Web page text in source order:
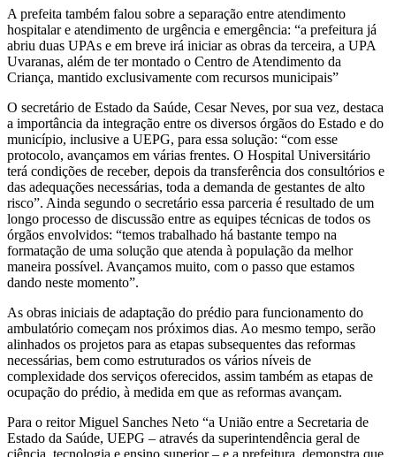
A prefeita também falou sobre a separação entre atendimento
hospitalar e atendimento de urgência e emergência: “a prefeitura já
abriu duas UPAs e em breve irá iniciar as obras da terceira, a UPA
Uvaranas, além de ter montado o Centro de Atendimento da
Criança, mantido exclusivamente com recursos municipais”
O secretário de Estado da Saúde, Cesar Neves, por sua vez, destaca
a importância da integração entre os diversos órgãos do Estado e do
município, inclusive a UEPG, para essa solução: “com esse
protocolo, avançamos em várias frentes. O Hospital Universitário
terá condições de receber, depois da transferência dos consultórios e
das adequações necessárias, toda a demanda de gestantes de alto
risco”. Ainda segundo o secretário essa parceria é resultado de um
longo processo de discussão entre as equipes técnicas de todos os
órgãos envolvidos: “temos trabalhado há bastante tempo na
formatação de uma solução que atenda à população da melhor
maneira possível. Avançamos muito, com o passo que estamos
dando neste momento”.
As obras iniciais de adaptação do prédio para funcionamento do
ambulatório começam nos próximos dias. Ao mesmo tempo, serão
alinhados os projetos para as etapas subsequentes das reformas
necessárias, bem como estruturados os vários níveis de
complexidade dos serviços oferecidos, assim também as etapas de
ocupação do prédio, à medida em que as reformas avançam.
Para o reitor Miguel Sanches Neto “a União entre a Secretaria de
Estado da Saúde, UEPG – através da superintendência geral de
ciência, tecnologia e ensino superior – e a prefeitura, demonstra que